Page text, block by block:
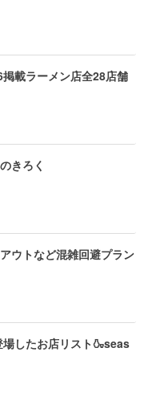
載ラーメン店全28店舗
きろく
ウトなど混雑回避プラン
したお店リスト🍶seas